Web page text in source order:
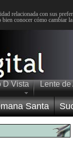
relacionada con sus
conocer cómo cambiar
D Vista Lente de
Santa